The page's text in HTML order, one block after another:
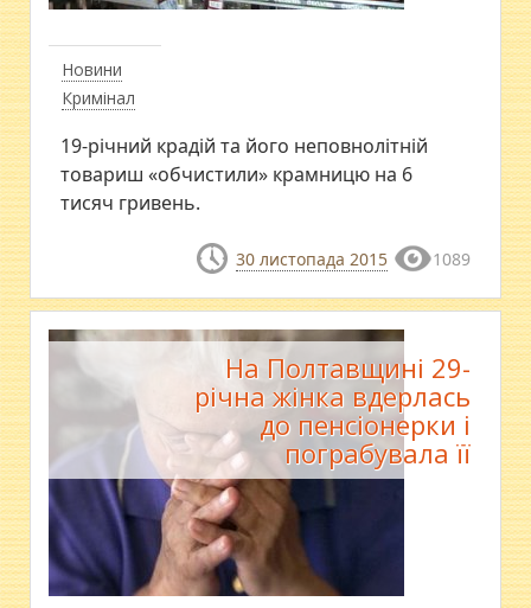
Новини
Кримінал
19-річний крадій та його неповнолітній
товариш «обчистили» крамницю на 6
тисяч гривень.
30 листопада 2015 1089
На Полтавщині 29-
річна жінка вдерлась
до пенсіонерки і
пограбувала її